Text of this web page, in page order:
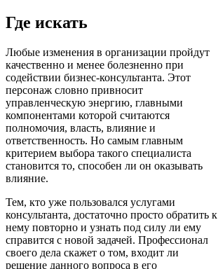
Где искать
Любые изменения в организации пройдут
качественно и менее болезненно при
содействии бизнес-консультанта. Этот
персонаж словно привносит
управленческую энергию, главными
компонентами которой считаются
полномочия, власть, влияние и
ответственность. Но самым главным
критерием выбора такого специалиста
становится то, способен ли он оказывать
влияние.
Тем, кто уже пользовался услугами
консультанта, достаточно просто обратить к
нему повторно и узнать под силу ли ему
справится с новой задачей. Профессионал
своего дела скажет о том, входит ли
решение данного вопроса в его